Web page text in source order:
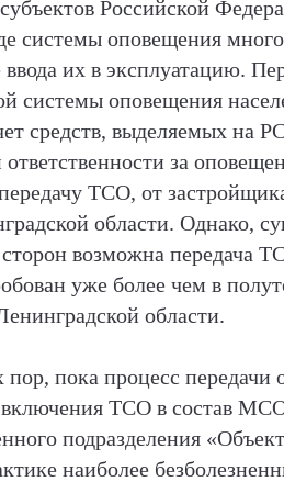
Российской
системы оповещения
ввода их в эксплуатацию.
системы оповещения
средств, выделяемых на
за
ТСО, от
области. Однако,
сторон возможна передача
уже более чем в
области.
пока процесс
ТСО в состав МСО
подразделения
наиболее